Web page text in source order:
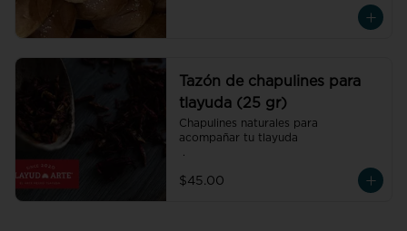
Tazón de chapulines para
tlayuda (25 gr)
Chapulines naturales para
acompañar tu tlayuda
$45.00